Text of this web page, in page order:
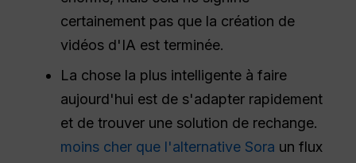
certainement pas que la création de
vidéos d'IA est terminée.
La chose la plus intelligente à faire
aujourd'hui est de s'adapter rapidement
et de trouver une solution de rechange.
moins cher que l'alternative Sora un flux